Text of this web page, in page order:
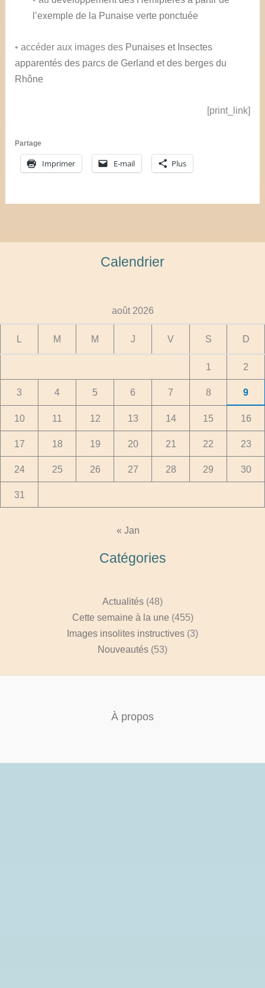
l’exemple de la Punaise verte ponctuée
•accéder aux images des Punaises et Insectes
apparentés des parcs de Gerland et des berges du
Rhône
[print_link]
Partage
Imprimer E-mail Plus
Calendrier
août 2026
L M M J V S D
1 2
3 4 5 6 7 8 9
10 11 12 13 14 15 16
17 18 19 20 21 22 23
24 25 26 27 28 29 30
31
« Jan
Catégories
Actualités (48)
Cette semaine à la une (455)
Images insolites instructives (3)
Nouveautés (53)
À propos